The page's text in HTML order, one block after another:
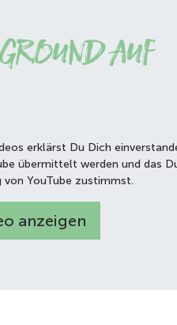
auf
erklärst Du Dich
übermittelt werden und das
YouTube zustimmst.
anzeigen